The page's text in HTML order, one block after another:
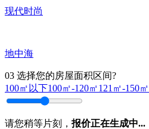
现代时尚
地中海
03 选择您的房屋面积区间?
100㎡以下100㎡-120㎡121㎡-150㎡
请您稍等片刻， 报价正在生成中...